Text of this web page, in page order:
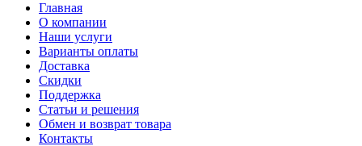
Главная
О компании
Наши услуги
Варианты оплаты
Доставка
Скидки
Поддержка
Статьи и решения
Обмен и возврат товара
Контакты